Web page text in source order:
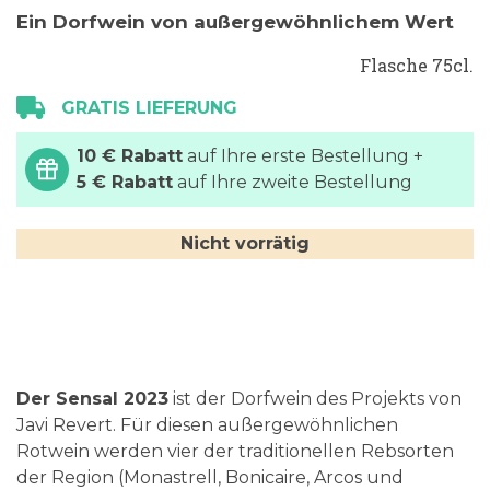
der
Ein Dorfwein von außergewöhnlichem Wert
Flasche 75cl.
GRATIS LIEFERUNG
10 € Rabatt auf Ihre erste Bestellung +
5 € Rabatt auf Ihre zweite Bestellung
Nicht vorrätig
Der Sensal 2023 ist der Dorfwein des Projekts von
Javi Revert. Für diesen außergewöhnlichen
Rotwein werden vier der traditionellen Rebsorten
der Region (Monastrell, Bonicaire, Arcos und